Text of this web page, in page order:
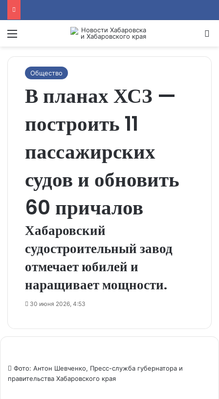
Menu
Общество
В планах ХСЗ —
построить 11
пассажирских
судов и обновить
60 причалов
Хабаровский
судостроительный завод
отмечает юбилей и
наращивает мощности.
30 июня 2026, 4:53
Фото: Антон Шевченко, Пресс-служба губернатора и
правительства Хабаровского края